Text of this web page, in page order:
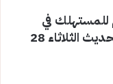
للمستهلك في
الأسواق المصرية.. تحديث الثلاثاء 28